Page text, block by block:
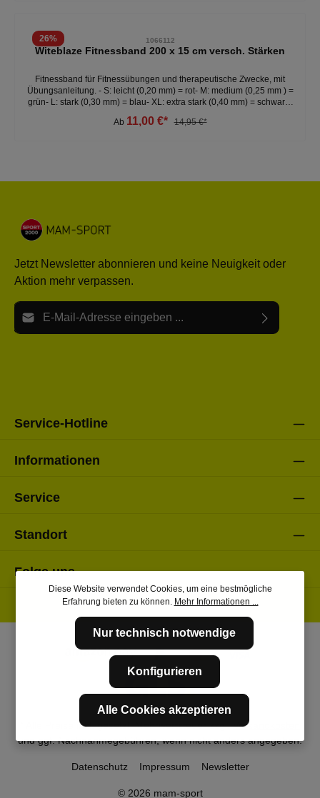
26% 1066112
Witeblaze Fitnessband 200 x 15 cm versch. Stärken
Fitnessband für Fitnessübungen und therapeutische Zwecke, mit
Übungsanleitung. - S: leicht (0,20 mm) = rot- M: medium (0,25 mm ) =
grün- L: stark (0,30 mm) = blau- XL: extra stark (0,40 mm) = schwarz-
Ab 11,00 €* 14,95 €*
Jetzt Newsletter abonnieren und keine Neuigkeit oder
Aktion mehr verpassen.
E-Mail-Adresse*
Service-Hotline
Informationen
Service
Standort
Folge uns
* Alle Preise inkl. gesetzl. Mehrwertsteuer zzgl.Versandkosten
und ggf. Nachnahmegebühren, wenn nicht anders angegeben.
© 2026 mam-sport
Datenschutz Impressum Newsletter
Diese Website verwendet Cookies, um eine bestmögliche
Erfahrung bieten zu können. Mehr Informationen ...
Nur technisch notwendige
Konfigurieren
Alle Cookies akzeptieren